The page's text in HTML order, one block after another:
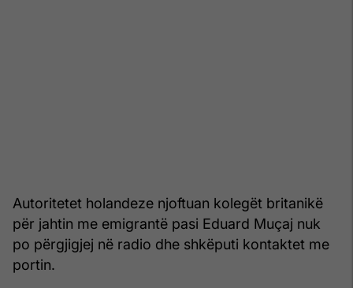
Autoritetet holandeze njoftuan kolegët britanikë
për jahtin me emigrantë pasi Eduard Muçaj nuk
po përgjigjej në radio dhe shkëputi kontaktet me
portin.